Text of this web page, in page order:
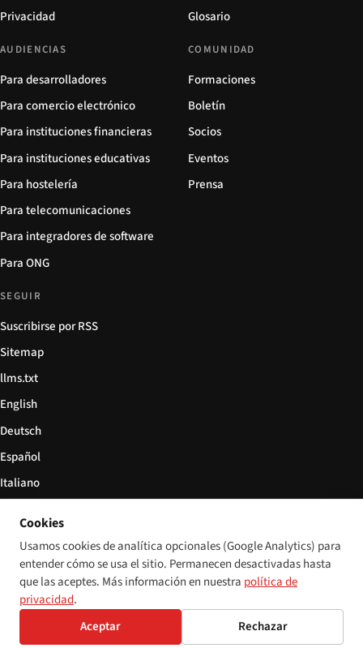
Privacidad
Glosario
AUDIENCIAS
Para desarrolladores
Para comercio electrónico
Para instituciones financieras
Para instituciones educativas
Para hostelería
Para telecomunicaciones
Para integradores de software
Para ONG
COMUNIDAD
Formaciones
Boletín
Socios
Eventos
Prensa
SEGUIR
Suscribirse por RSS
Sitemap
llms.txt
English
Deutsch
Español
Italiano
© 2026 Disability World. Todos los derechos reservados. Configuración de cookies
DeutschEspañol 简体中文PolskiFrançais
Cookies
Usamos cookies de analítica opcionales (Google Analytics) para
entender cómo se usa el sitio. Permanecen desactivadas hasta
que las aceptes. Más información en nuestra política de
privacidad.
Aceptar
Rechazar